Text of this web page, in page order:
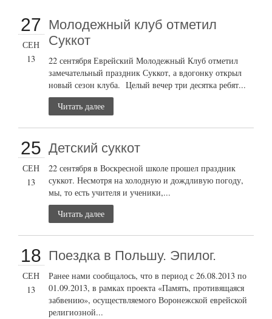
27
СЕН
13
Молодежный клуб отметил
Суккот
22 сентября Еврейский Молодежный Клуб отметил
замечательный праздник Суккот, а вдогонку открыл
новый сезон клуба. Целый вечер три десятка ребят...
Читать далее
25
СЕН
13
Детский суккот
22 сентября в Воскресной школе прошел праздник
суккот. Несмотря на холодную и дождливую погоду,
мы, то есть учителя и ученики,...
Читать далее
18
СЕН
13
Поездка в Польшу. Эпилог.
Ранее нами сообщалось, что в период с 26.08.2013 по
01.09.2013, в рамках проекта «Память, противящаяся
забвению», осуществляемого Воронежской еврейской
религиозной...